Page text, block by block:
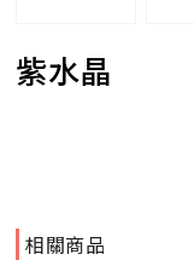
紫水晶
相關商品